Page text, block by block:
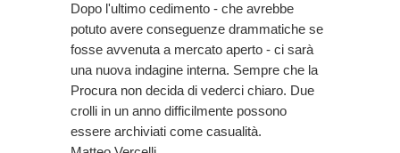
Dopo l'ultimo cedimento - che avrebbe
potuto avere conseguenze drammatiche se
fosse avvenuta a mercato aperto - ci sarà
una nuova indagine interna. Sempre che la
Procura non decida di vederci chiaro. Due
crolli in un anno difficilmente possono
essere archiviati come casualità.